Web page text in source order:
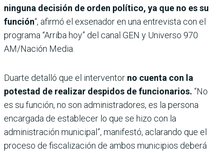
ninguna decisión de orden político, ya que no es su
función“, afirmó el exsenador en una entrevista con el
programa “Arriba hoy” del canal GEN y Universo 970
AM/Nación Media.
Duarte detalló que el interventor no cuenta con la
potestad de realizar despidos de funcionarios. “No
es su función, no son administradores, es la persona
encargada de establecer lo que se hizo con la
administración municipal”, manifestó, aclarando que el
proceso de fiscalización de ambos municipios deberá